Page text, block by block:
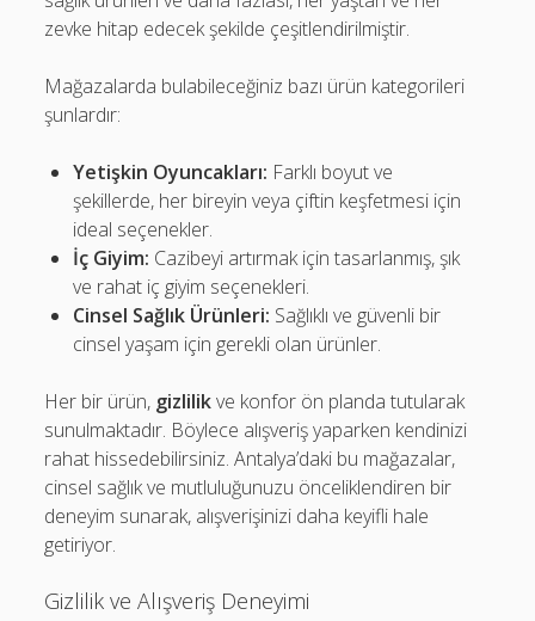
zevke hitap edecek şekilde çeşitlendirilmiştir.
Mağazalarda bulabileceğiniz bazı ürün kategorileri
şunlardır:
Yetişkin Oyuncakları: Farklı boyut ve
şekillerde, her bireyin veya çiftin keşfetmesi için
ideal seçenekler.
İç Giyim: Cazibeyi artırmak için tasarlanmış, şık
ve rahat iç giyim seçenekleri.
Cinsel Sağlık Ürünleri: Sağlıklı ve güvenli bir
cinsel yaşam için gerekli olan ürünler.
Her bir ürün, gizlilikve konfor ön planda tutularak
sunulmaktadır. Böylece alışveriş yaparken kendinizi
rahat hissedebilirsiniz. Antalya’daki bu mağazalar,
cinsel sağlık ve mutluluğunuzu önceliklendiren bir
deneyim sunarak, alışverişinizi daha keyifli hale
getiriyor.
Gizlilik ve Alışveriş Deneyimi